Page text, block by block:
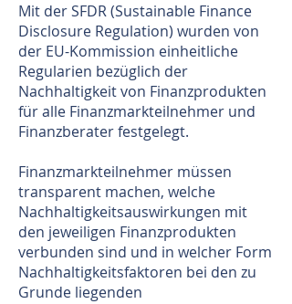
Mit der SFDR (Sustainable Finance
Disclosure Regulation) wurden von
der EU-Kommission einheitliche
Regularien bezüglich der
Nachhaltigkeit von Finanzprodukten
für alle Finanzmarkteilnehmer und
Finanzberater festgelegt.
Finanzmarkteilnehmer müssen
transparent machen, welche
Nachhaltigkeitsauswirkungen mit
den jeweiligen Finanzprodukten
verbunden sind und in welcher Form
Nachhaltigkeitsfaktoren bei den zu
Grunde liegenden